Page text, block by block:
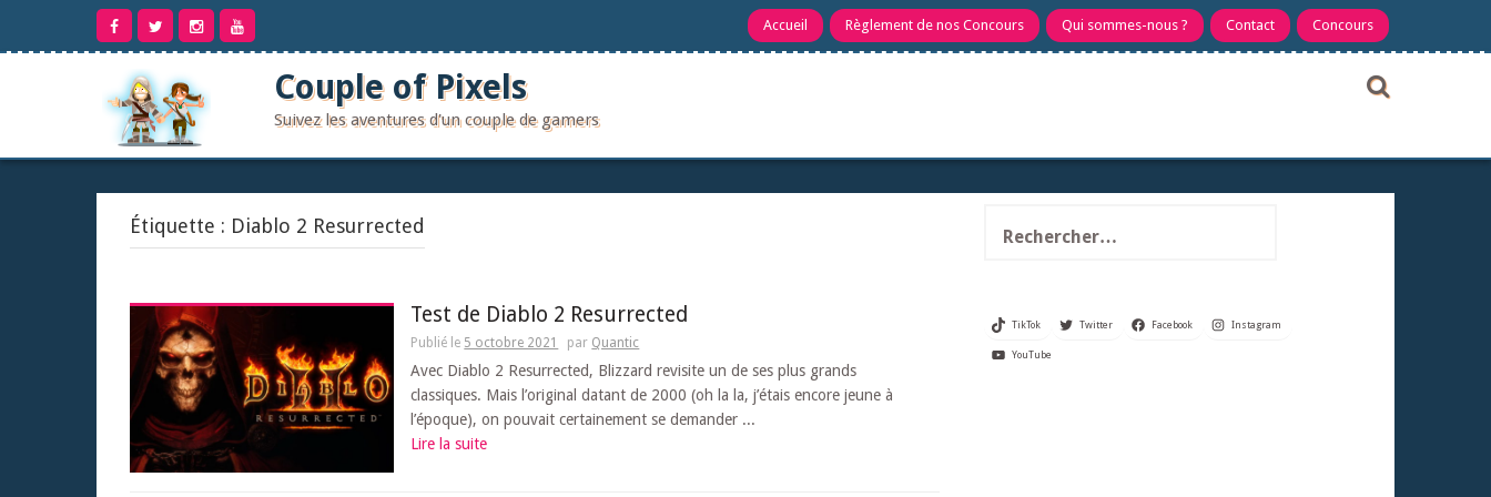
contenu
Accueil Règlement de nos Concours Qui sommes-nous ? Contact Concours
Couple of Pixels
Suivez les aventures d'un couple de gamers
Étiquette : Diablo 2 Resurrected
Test de Diablo 2 Resurrected
Publié le 5 octobre 2021 par Quantic
Avec Diablo 2 Resurrected, Blizzard revisite un de ses plus grands
classiques. Mais l’original datant de 2000 (oh la la, j’étais encore jeune à
l’époque), on pouvait certainement se demander ...
Lire la suite
TikTok Twitter Facebook Instagram
YouTube